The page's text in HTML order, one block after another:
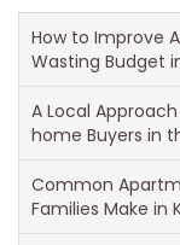
How to Improve
Wasting Budget
A Local
home Buyers in
Common
Families Make in